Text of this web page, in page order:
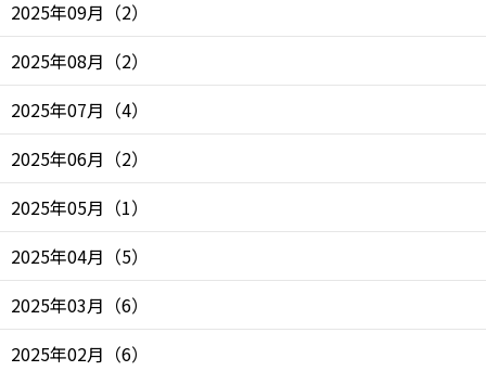
2025年09月 （2）
2025年08月 （2）
2025年07月 （4）
2025年06月 （2）
2025年05月 （1）
2025年04月 （5）
2025年03月 （6）
2025年02月 （6）